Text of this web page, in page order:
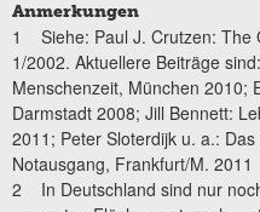
Anmerkungen
1 Siehe: Paul J. Crutzen: The
1/2002. Aktuellere Beiträge
Menschenzeit, München 2010;
Darmstadt 2008; Jill Bennett:
2011; Peter Sloterdijk u. a.:
Notausgang, Frankfurt/M. 2011
2 In Deutschland sind nur